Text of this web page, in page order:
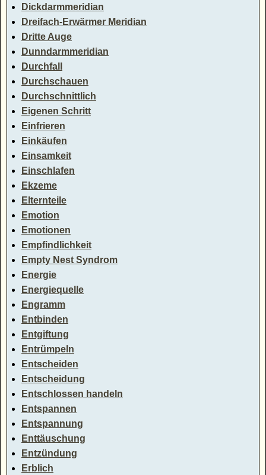
Dickdarmmeridian
Dreifach-Erwärmer Meridian
Dritte Auge
Dunndarmmeridian
Durchfall
Durchschauen
Durchschnittlich
Eigenen Schritt
Einfrieren
Einkäufen
Einsamkeit
Einschlafen
Ekzeme
Elternteile
Emotion
Emotionen
Empfindlichkeit
Empty Nest Syndrom
Energie
Energiequelle
Engramm
Entbinden
Entgiftung
Entrümpeln
Entscheiden
Entscheidung
Entschlossen handeln
Entspannen
Entspannung
Enttäuschung
Entzündung
Erblich